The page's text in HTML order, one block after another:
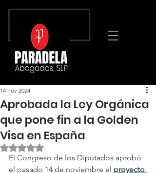
Aprobada la Ley Orgánica
que pone fin a la Golden
Visa en España
14 nov 2024
Obtuvo NaN de 5 estrellas.
El Congreso de los Diputados aprobó
el pasado 14 de noviembre el proyecto